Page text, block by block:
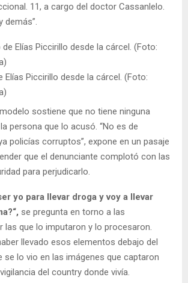
11, a cargo del doctor Cassanlelo.
demás”.
Elías Piccirillo desde la cárcel. (Foto:
sostiene que no tiene ninguna
persona que lo acusó. “No es de
policías corruptos”, expone en un pasaje
que el denunciante complotó con las
para perjudicarlo.
yo para llevar droga y voy a llevar
se pregunta en torno a las
las que lo imputaron y lo procesaron.
llevado esos elementos debajo del
se lo vio en las imágenes que captaron
del country donde vivía.